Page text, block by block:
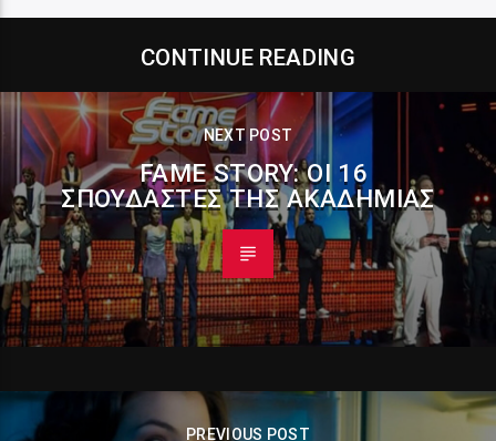
CONTINUE READING
NEXT POST
FAME STORY: ΟΙ 16
ΣΠΟΥΔΑΣΤΈΣ ΤΗΣ ΑΚΑΔΗΜΊΑΣ
PREVIOUS POST